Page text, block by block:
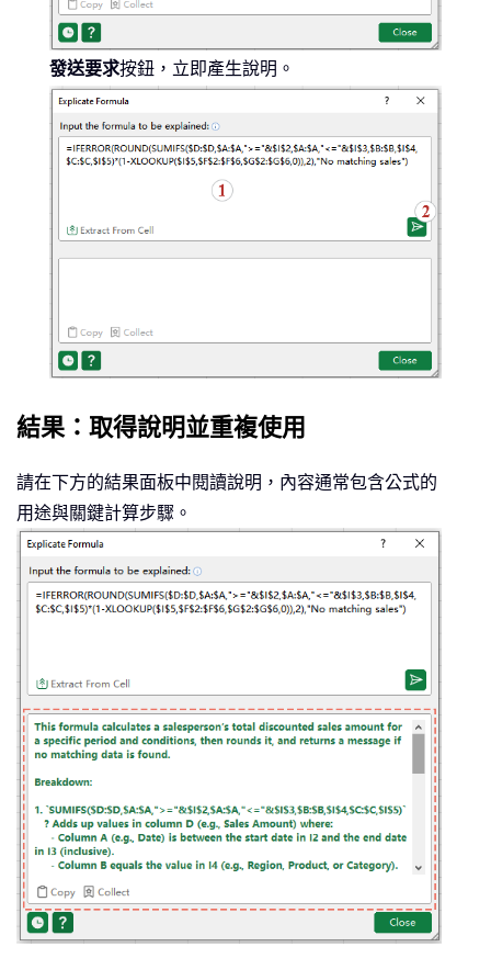
發送要求按鈕，立即產生說明。
結果：取得說明並重複使用
請在下方的結果面板中閱讀說明，內容通常包含公式的
用途與關鍵計算步驟。